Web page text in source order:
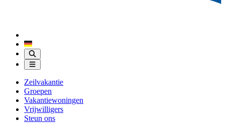
Zeilvakantie
Groepen
Vakantiewoningen
Vrijwilligers
Steun ons